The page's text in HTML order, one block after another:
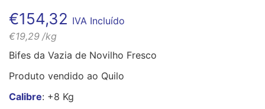
€154,32 IVA Incluído
€19,29 /kg
Bifes da Vazia de Novilho Fresco
Produto vendido ao Quilo
Calibre: +8 Kg